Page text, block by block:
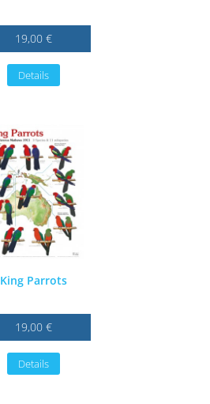
19,00 €
Details
King Parrots
19,00 €
Details